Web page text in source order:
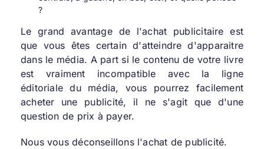
?
Le grand avantage de l'achat publicitaire est
que vous êtes certain d'atteindre d'apparaitre
dans le média. A part si le contenu de votre livre
est vraiment incompatible avec la ligne
éditoriale du média, vous pourrez facilement
acheter une publicité, il ne s'agit que d'une
question de prix à payer.
Nous vous déconseillons l'achat de publicité.